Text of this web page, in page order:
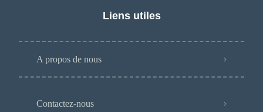
Liens utiles
A propos de nous
Contactez-nous